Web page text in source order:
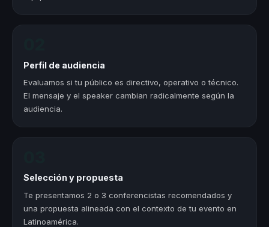
Perfil de audiencia
Evaluamos si tu público es directivo, operativo o técnico.
El mensaje y el speaker cambian radicalmente según la
audiencia.
Selección y propuesta
Te presentamos 2 o 3 conferencistas recomendados y
una propuesta alineada con el contexto de tu evento en
Latinoamérica.